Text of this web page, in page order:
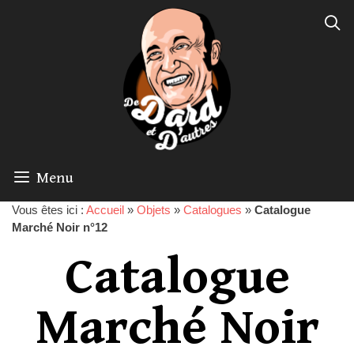
Menu
Vous êtes ici : Accueil » Objets » Catalogues » Catalogue
Marché Noir n°12
Catalogue
Marché Noir